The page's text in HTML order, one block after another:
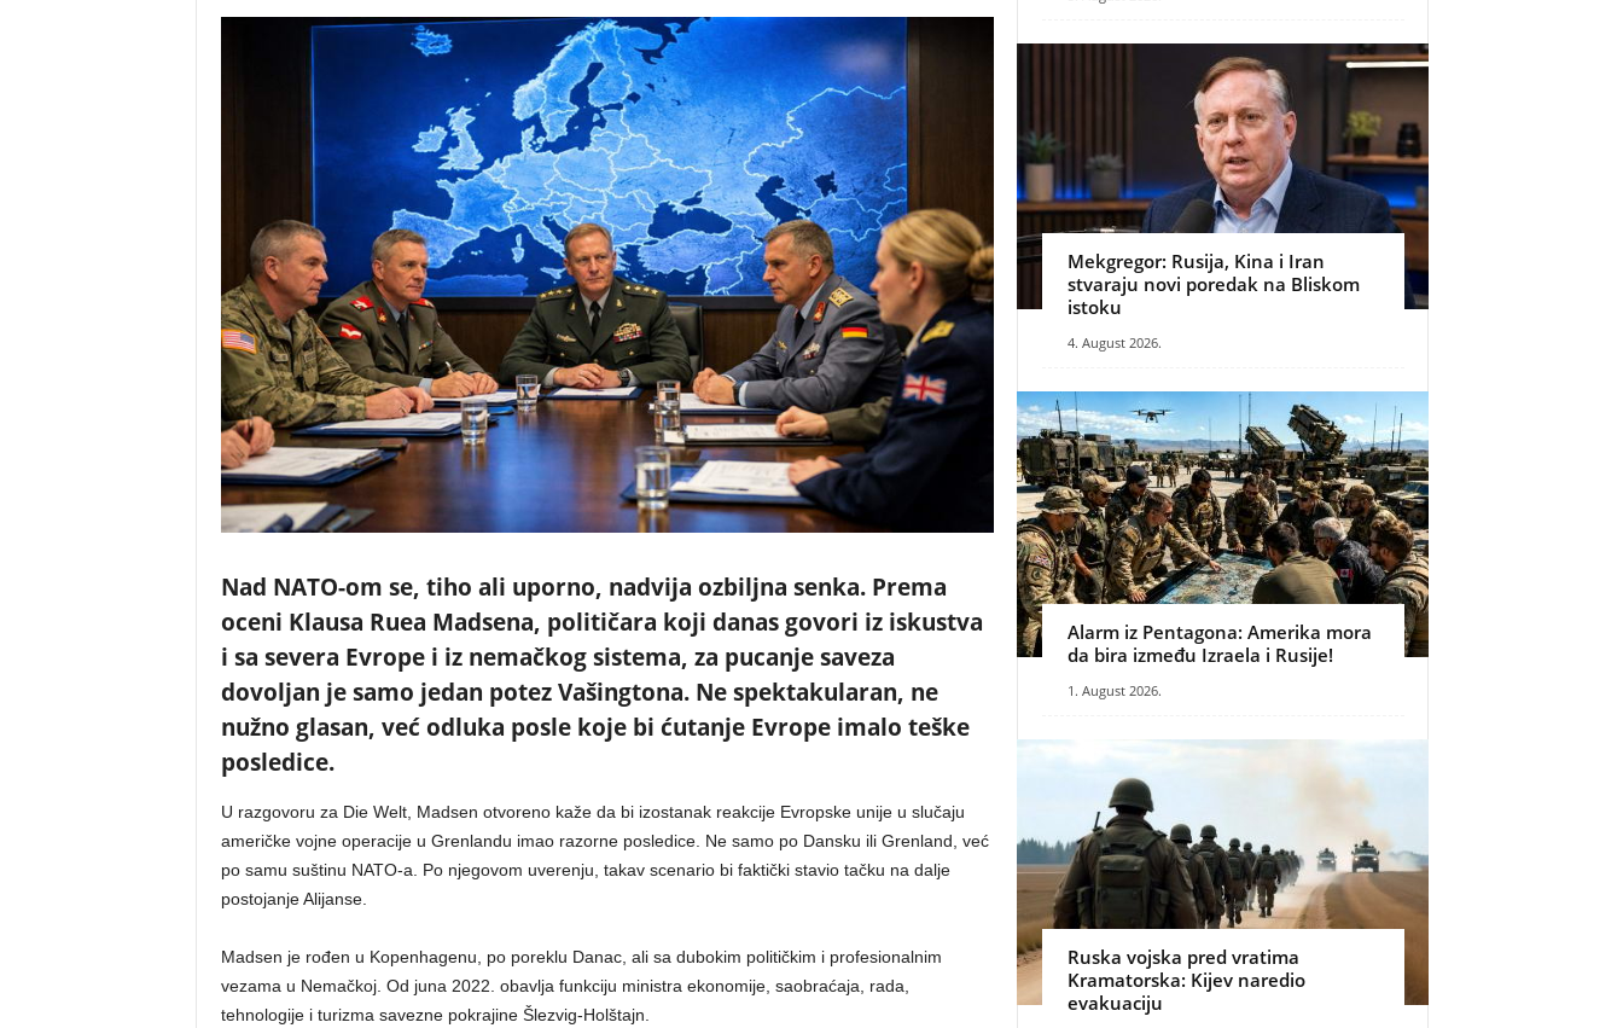
Nad NATO-om se, tiho ali uporno, nadvija ozbiljna senka. Prema
oceni Klausa Ruea Madsena, političara koji danas govori iz iskustva
i sa severa Evrope i iz nemačkog sistema, za pucanje saveza
dovoljan je samo jedan potez Vašingtona. Ne spektakularan, ne
nužno glasan, već odluka posle koje bi ćutanje Evrope imalo teške
posledice.
U razgovoru za Die Welt, Madsen otvoreno kaže da bi izostanak reakcije Evropske unije u slučaju
američke vojne operacije u Grenlandu imao razorne posledice. Ne samo po Dansku ili Grenland, već
po samu suštinu NATO-a. Po njegovom uverenju, takav scenario bi faktički stavio tačku na dalje
postojanje Alijanse.
Madsen je rođen u Kopenhagenu, po poreklu Danac, ali sa dubokim političkim i profesionalnim
vezama u Nemačkoj. Od juna 2022. obavlja funkciju ministra ekonomije, saobraćaja, rada,
tehnologije i turizma savezne pokrajine Šlezvig-Holštajn.
Mekgregor: Rusija, Kina i Iran
stvaraju novi poredak na Bliskom
istoku
4. August 2026.
Alarm iz Pentagona: Amerika mora
da bira između Izraela i Rusije!
1. August 2026.
Ruska vojska pred vratima
Kramatorska: Kijev naredio
evakuaciju